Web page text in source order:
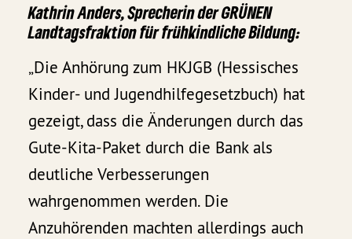
Kathrin Anders, Sprecherin der GRÜNEN
Landtagsfraktion für frühkindliche Bildung:
„Die Anhörung zum HKJGB (Hessisches
Kinder- und Jugendhilfegesetzbuch) hat
gezeigt, dass die Änderungen durch das
Gute-Kita-Paket durch die Bank als
deutliche Verbesserungen
wahrgenommen werden. Die
Anzuhörenden machten allerdings auch